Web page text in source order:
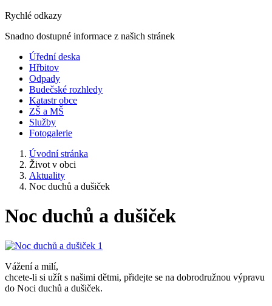
Rychlé odkazy
Snadno dostupné informace z našich stránek
Úřední deska
Hřbitov
Odpady
Budečské rozhledy
Katastr obce
ZŠ a MŠ
Služby
Fotogalerie
Úvodní stránka
Život v obci
Aktuality
Noc duchů a dušiček
Noc duchů a dušiček
Vážení a milí,
chcete-li si užít s našimi dětmi, přidejte se na dobrodružnou výpravu
do Noci duchů a dušiček.